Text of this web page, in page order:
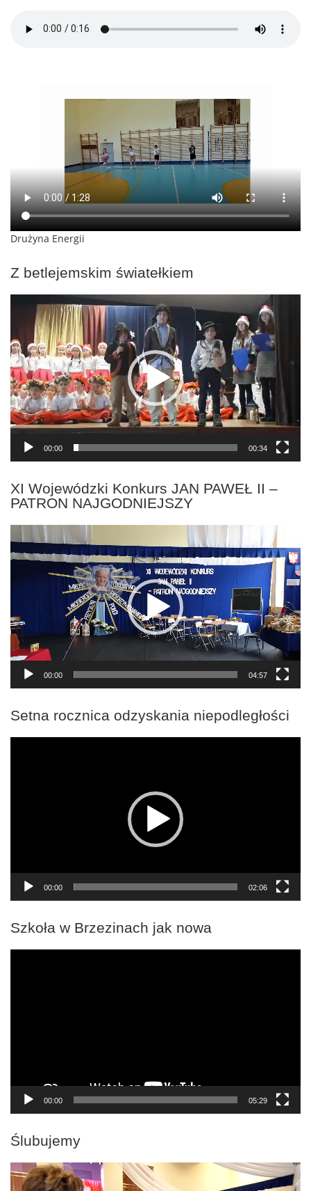
Drużyna Energii
Z betlejemskim światełkiem
Odtwarzacz
00:00 00:34
XI Wojewódzki Konkurs JAN PAWEŁ II –
PATRON NAJGODNIEJSZY
Odtwarzacz
video
00:00 04:57
Setna rocznica odzyskania niepodległości
00:00 02:06
Szkoła w Brzezinach jak nowa
00:00 05:29
Ślubujemy
Odtwarzacz
video